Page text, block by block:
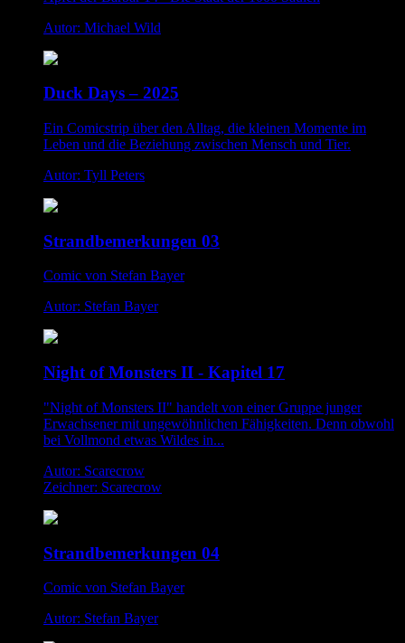
Autor: Michael Wild
Duck Days – 2025
Ein Comicstrip über den Alltag, die kleinen Momente im
Leben und die Beziehung zwischen Mensch und Tier.
Autor: Tyll Peters
Strandbemerkungen 03
Comic von Stefan Bayer
Autor: Stefan Bayer
Night of Monsters II - Kapitel 17
"Night of Monsters II" handelt von einer Gruppe junger
Erwachsener mit ungewöhnlichen Fähigkeiten. Denn obwohl
bei Vollmond etwas Wildes in...
Autor: Scarecrow
Zeichner: Scarecrow
Strandbemerkungen 04
Comic von Stefan Bayer
Autor: Stefan Bayer